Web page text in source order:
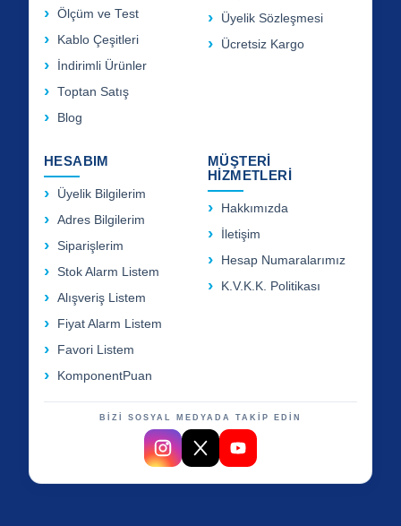
Ölçüm ve Test
Kablo Çeşitleri
İndirimli Ürünler
Toptan Satış
Blog
Üyelik Sözleşmesi
Ücretsiz Kargo
HESABIM
Üyelik Bilgilerim
Adres Bilgilerim
Siparişlerim
Stok Alarm Listem
Alışveriş Listem
Fiyat Alarm Listem
Favori Listem
KomponentPuan
MÜŞTERİ
HİZMETLERİ
Hakkımızda
İletişim
Hesap Numaralarımız
K.V.K.K. Politikası
BİZİ SOSYAL MEDYADA TAKİP EDİN